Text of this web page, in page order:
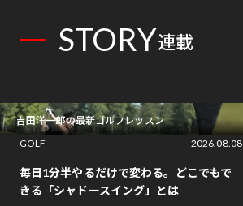
STORY連載
吉田洋一郎の最新ゴルフレッスン
GOLF
2026.08.08
毎日1分半やるだけで変わる。どこでもで
きる「シャドースイング」とは